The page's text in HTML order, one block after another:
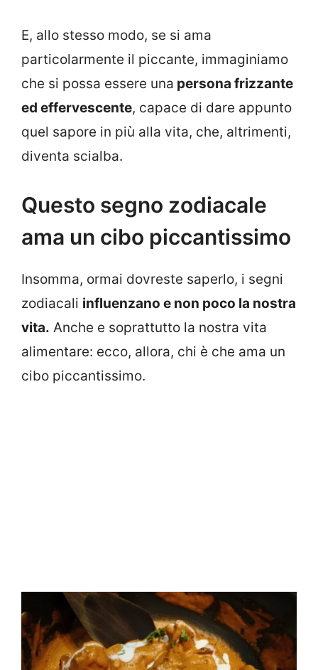
E, allo stesso modo, se si ama
particolarmente il piccante, immaginiamo
che si possa essere una persona frizzante
ed effervescente, capace di dare appunto
quel sapore in più alla vita, che, altrimenti,
diventa scialba.
Questo segno zodiacale
ama un cibo piccantissimo
Insomma, ormai dovreste saperlo, i segni
zodiacali influenzano e non poco la nostra
vita. Anche e soprattutto la nostra vita
alimentare: ecco, allora, chi è che ama un
cibo piccantissimo.